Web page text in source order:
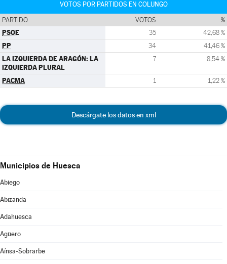
VOTOS POR PARTIDOS EN COLUNGO
PARTIDO VOTOS %
PSOE 35 42,68 %
PP 34 41,46 %
LA IZQUIERDA DE ARAGÓN: LA
IZQUIERDA PLURAL
7 8,54 %
PACMA 1 1,22 %
Descárgate los datos en xml
Municipios de Huesca
Abiego
Abizanda
Adahuesca
Agüero
Aínsa-Sobrarbe